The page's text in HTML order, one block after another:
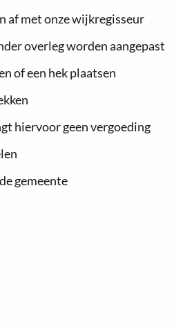
af met onze wijkregisseur
overleg worden aangepast
of een hek plaatsen
hiervoor geen vergoeding
gemeente